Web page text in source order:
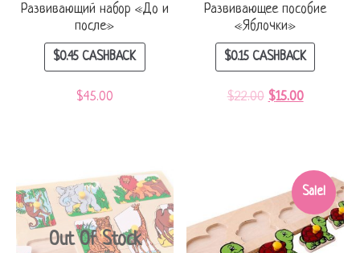
Развивающий набор «До и
после»
$0.45CASHBACK
$45.00
Развивающее пособие
«Яблочки»
$0.15CASHBACK
$22.00 $15.00
Out Of Stock
Sale!